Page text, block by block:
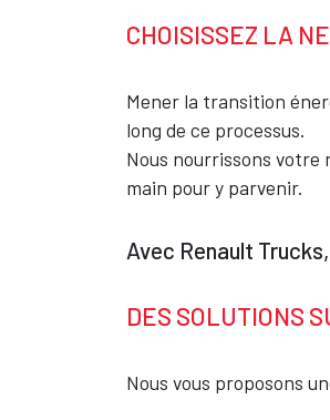
Texte
CHOISISSEZ LA
Mener la transition
long de ce processus.
Nous nourrissons votre
main pour y parvenir.
Avec Renault
DES SOLUTIONS
Nous vous proposons